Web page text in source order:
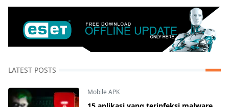
LATEST POSTS
Mobile APK